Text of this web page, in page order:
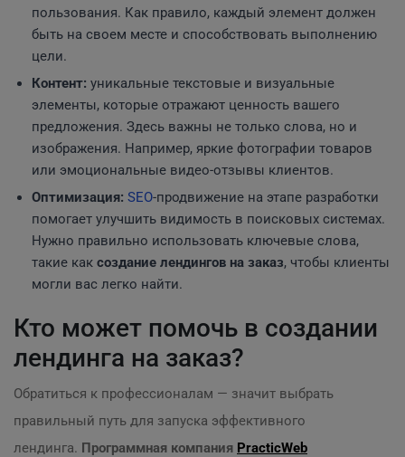
пользования. Как правило, каждый элемент должен
быть на своем месте и способствовать выполнению
цели.
Контент: уникальные текстовые и визуальные
элементы, которые отражают ценность вашего
предложения. Здесь важны не только слова, но и
изображения. Например, яркие фотографии товаров
или эмоциональные видео-отзывы клиентов.
Оптимизация: SEO-продвижение на этапе разработки
помогает улучшить видимость в поисковых системах.
Нужно правильно использовать ключевые слова,
такие как создание лендингов на заказ, чтобы клиенты
могли вас легко найти.
Кто может помочь в создании
лендинга на заказ?
Обратиться к профессионалам — значит выбрать
правильный путь для запуска эффективного
лендинга. Программная компания PracticWeb